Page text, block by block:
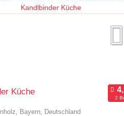
Küche
2
Bayern, Deutschland